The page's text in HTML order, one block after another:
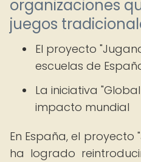
organizaciones
juegos
El proyecto
escuelas de
La iniciativa
impacto mundial
En España, el
ha logrado